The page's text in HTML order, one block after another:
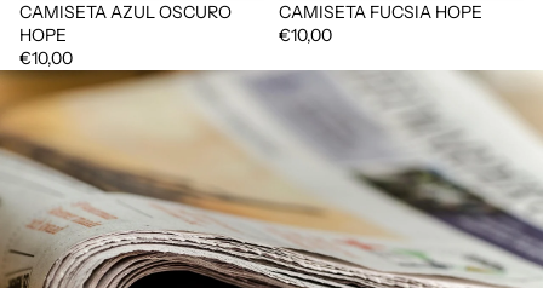
CAMISETA AZUL OSCURO
HOPE
€10,00
CAMISETA FUCSIA HOPE
€10,00